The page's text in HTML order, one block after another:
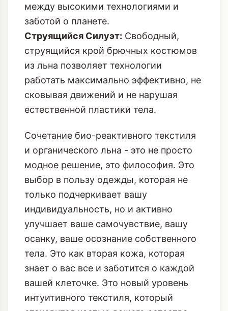
между высокими технологиями и
заботой о планете.
Струящийся Силуэт: Свободный,
струящийся крой брючных костюмов
из льна позволяет технологии
работать максимально эффективно, не
сковывая движений и не нарушая
естественной пластики тела.
Сочетание био-реактивного текстиля
и органического льна - это не просто
модное решение, это философия. Это
выбор в пользу одежды, которая не
только подчеркивает вашу
индивидуальность, но и активно
улучшает ваше самочувствие, вашу
осанку, ваше осознание собственного
тела. Это как вторая кожа, которая
знает о вас все и заботится о каждой
вашей клеточке. Это новый уровень
интуитивного текстиля, который